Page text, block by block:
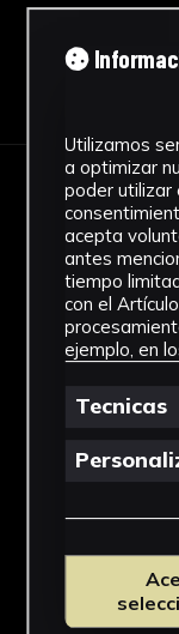
Utilizamos
a optimizar
poder utilizar
acepta
antes
tiempo
con el
ejemplo, en
Tecnicas